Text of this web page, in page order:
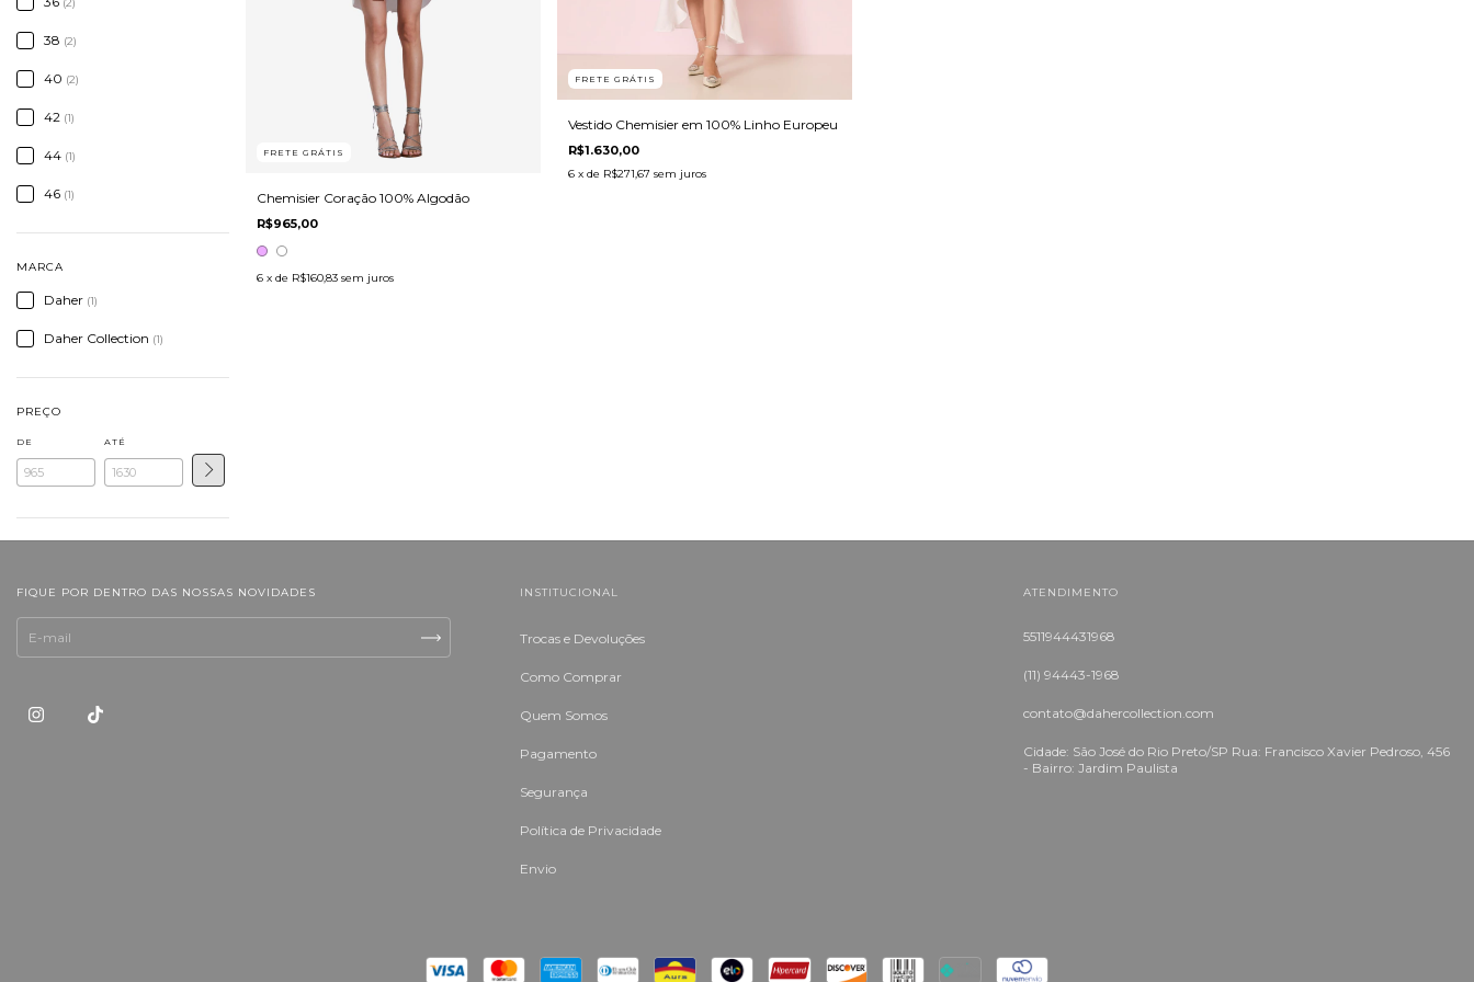
38 (2)
40 (2)
42 (1)
44 (1)
46 (1)
MARCA
Daher (1)
Daher Collection (1)
PREÇO
DE ATÉ
FRETE GRÁTIS
Chemisier Coração 100% Algodão
R$965,00
6 x de R$160,83 sem juros
FRETE GRÁTIS
Vestido Chemisier em 100% Linho Europeu
R$1.630,00
6 x de R$271,67 sem juros
FIQUE POR DENTRO DAS NOSSAS NOVIDADES INSTITUCIONAL
Trocas e Devoluções
Como Comprar
Quem Somos
Pagamento
Segurança
Política de Privacidade
Envio
ATENDIMENTO
5511944431968
(11) 94443-1968
contato@dahercollection.com
Cidade: São José do Rio Preto/SP Rua: Francisco Xavier Pedroso, 456
- Bairro: Jardim Paulista